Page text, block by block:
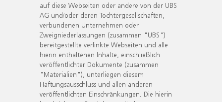
auf diese Webseiten oder andere von der UBS
AG und/oder deren Tochtergesellschaften,
verbundenen Unternehmen oder
Zweigniederlassungen (zusammen "UBS")
bereitgestellte verlinkte Webseiten und alle
hierin enthaltenen Inhalte, einschließlich
veröffentlichter Dokumente (zusammen
"Materialien"), unterliegen diesem
Haftungsausschluss und allen anderen
veröffentlichten Einschränkungen. Die hierin